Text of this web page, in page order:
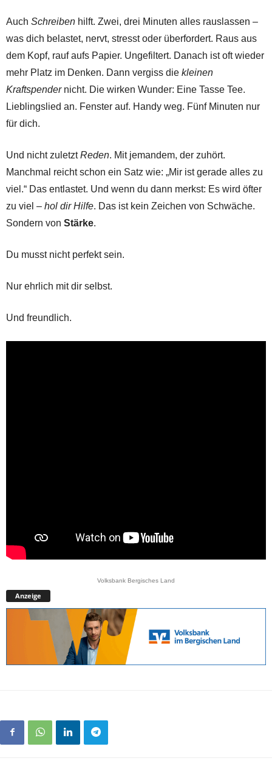
Auch Schreiben hilft. Zwei, drei Minuten alles rauslassen –
was dich belastet, nervt, stresst oder überfordert. Raus aus
dem Kopf, rauf aufs Papier. Ungefiltert. Danach ist oft wieder
mehr Platz im Denken. Dann vergiss die kleinen
Kraftspendernicht. Die wirken Wunder: Eine Tasse Tee.
Lieblingslied an. Fenster auf. Handy weg. Fünf Minuten nur
für dich.
Und nicht zuletztReden. Mit jemandem, der zuhört.
Manchmal reicht schon ein Satz wie: „Mir ist gerade alles zu
viel.“ Das entlastet. Und wenn du dann merkst: Es wird öfter
zu viel – hol dir Hilfe. Das ist kein Zeichen von Schwäche.
Sondern von Stärke.
Du musst nicht perfekt sein.
Nur ehrlich mit dir selbst.
Und freundlich.
Volksbank Bergisches Land
Anzeige